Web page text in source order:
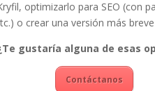
optimizarlo para SEO (con
o crear una versión más
gustaría alguna de esas
Contáctanos